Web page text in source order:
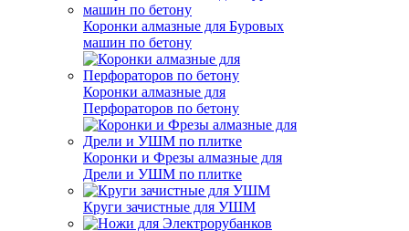
Коронки алмазные для Буровых
машин по бетону
Коронки алмазные для
Перфораторов по бетону
Коронки и Фрезы алмазные для
Дрели и УШМ по плитке
Круги зачистные для УШМ